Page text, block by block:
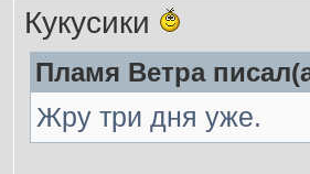
Кукусики
Пламя Ветра
Жру три дня уже.